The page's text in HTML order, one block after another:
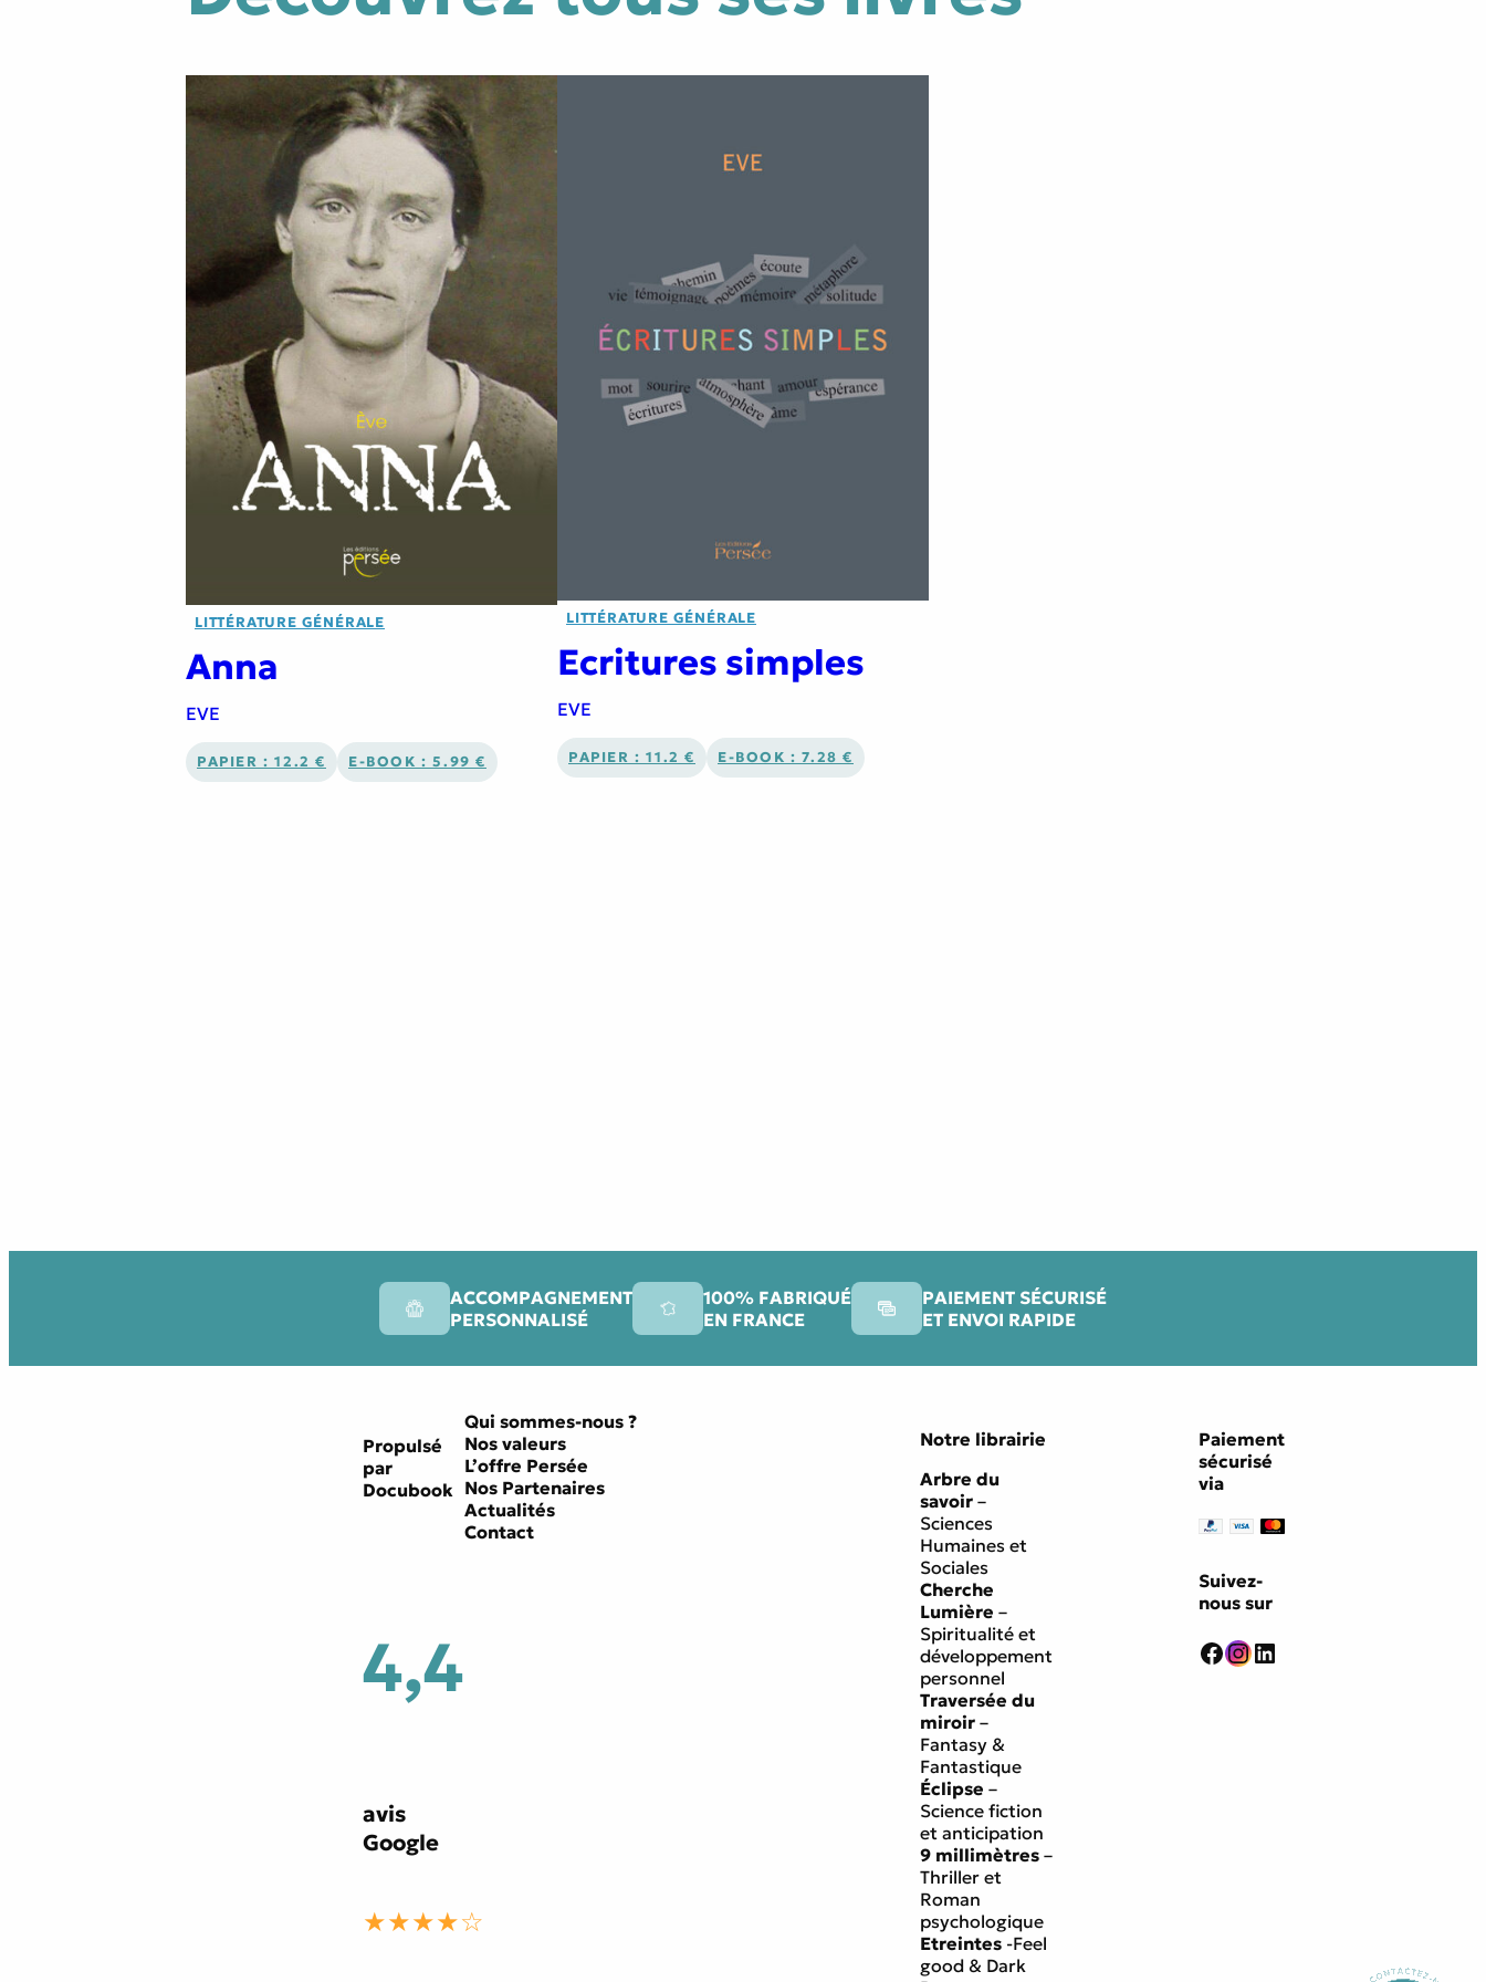
LITTÉRATURE GÉNÉRALE
Anna
EVE
PAPIER : 12.2 € E-BOOK : 5.99 €
LITTÉRATURE GÉNÉRALE
Ecritures simples
EVE
PAPIER : 11.2 € E-BOOK : 7.28 €
ACCOMPAGNEMENT
PERSONNALISÉ
100% FABRIQUÉ
EN FRANCE
PAIEMENT SÉCURISÉ
ET ENVOI RAPIDE
Propulsé
par
Docubook
4,4
avis
Google
★★★★☆
Qui sommes-nous ?
Nos valeurs
L’offre Persée
Nos Partenaires
Actualités
Contact
Notre librairie
Arbre du
savoir –
Sciences
Humaines et
Sociales
Cherche
Lumière –
Spiritualité et
développement
personnel
Traversée du
miroir –
Fantasy &
Fantastique
Éclipse –
Science fiction
et anticipation
9 millimètres –
Thriller et
Roman
psychologique
Etreintes -Feel
good & Dark
Paiement
sécurisé
via
Suivez-
nous sur
Facebook
Instagram
LinkedIn